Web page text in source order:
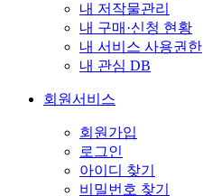
내 저작물관리
내 구매·신청 현황
내 서비스 사용권한
내 관심 DB
회원서비스
회원가입
로그인
아이디 찾기
비밀번호 찾기